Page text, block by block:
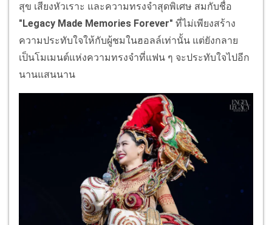
สุข เสียงหัวเราะ และความทรงจำสุดพิเศษ สมกับชื่อ
"Legacy Made Memories Forever" ที่ไม่เพียงสร้าง
ความประทับใจให้กับผู้ชมในฮอลล์เท่านั้น แต่ยังกลาย
เป็นโมเมนต์แห่งความทรงจำที่แฟน ๆ จะประทับใจไปอีก
นานแสนนาน